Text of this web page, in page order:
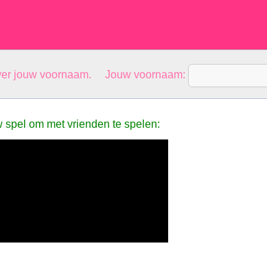
jouw voornaam. Jouw voornaam:
spel om met vrienden te spelen: